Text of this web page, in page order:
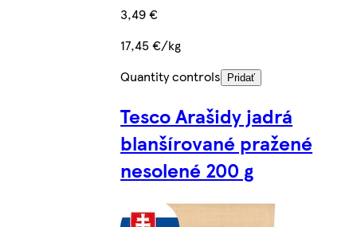
3,49 €
17,45 €/kg
Quantity controls
Pridať
Tesco Arašidy jadrá
blanšírované pražené
nesolené 200 g